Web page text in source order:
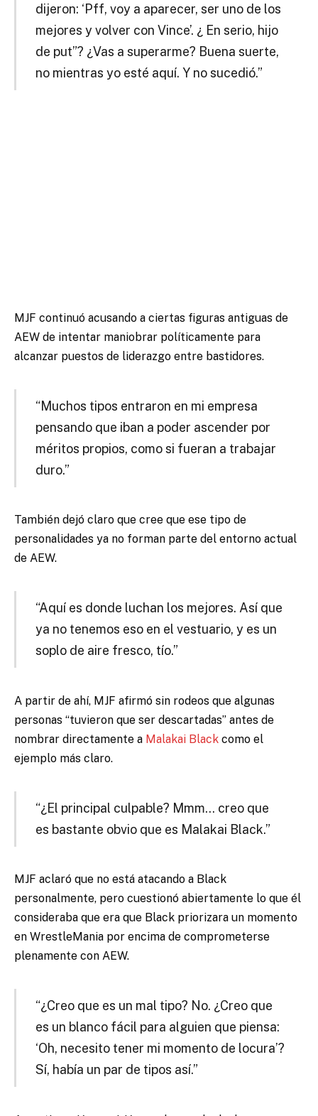
dijeron: ‘Pff, voy a aparecer, ser uno de los
mejores y volver con Vince’. ¿ En serio, hijo
de put”? ¿Vas a superarme? Buena suerte,
no mientras yo esté aquí. Y no sucedió.”
MJF continuó acusando a ciertas figuras antiguas de
AEW de intentar maniobrar políticamente para
alcanzar puestos de liderazgo entre bastidores.
“Muchos tipos entraron en mi empresa
pensando que iban a poder ascender por
méritos propios, como si fueran a trabajar
duro.”
También dejó claro que cree que ese tipo de
personalidades ya no forman parte del entorno actual
de AEW.
“Aquí es donde luchan los mejores. Así que
ya no tenemos eso en el vestuario, y es un
soplo de aire fresco, tío.”
A partir de ahí, MJF afirmó sin rodeos que algunas
personas “tuvieron que ser descartadas” antes de
nombrar directamente a Malakai Black como el
ejemplo más claro.
“¿El principal culpable? Mmm… creo que
es bastante obvio que es Malakai Black.”
MJF aclaró que no está atacando a Black
personalmente, pero cuestionó abiertamente lo que él
consideraba que era que Black priorizara un momento
en WrestleMania por encima de comprometerse
plenamente con AEW.
“¿Creo que es un mal tipo? No. ¿Creo que
es un blanco fácil para alguien que piensa:
‘Oh, necesito tener mi momento de locura’?
Sí, había un par de tipos así.”